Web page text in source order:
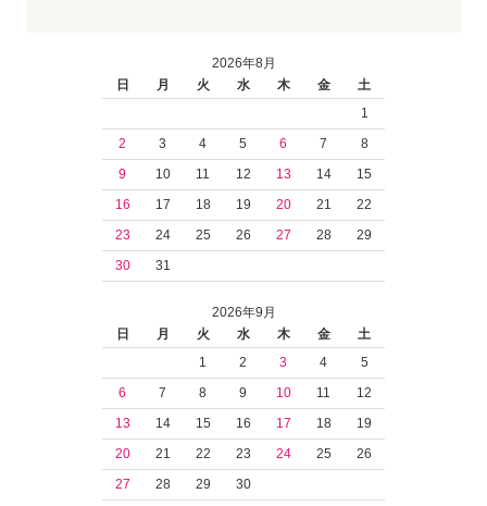
2026年8月
日
月 火 水 木 金
土
1
2
3 4 5 6 7
8
9
10 11 12 13 14
15
16
17 18 19 20 21
22
23
24 25 26 27 28
29
30
31
2026年9月
日
月 火 水 木 金
土
1
2 3 4
5
6
7 8 9 10 11
12
13
14 15 16 17 18
19
20
21 22 23 24 25
26
27
28 29 30